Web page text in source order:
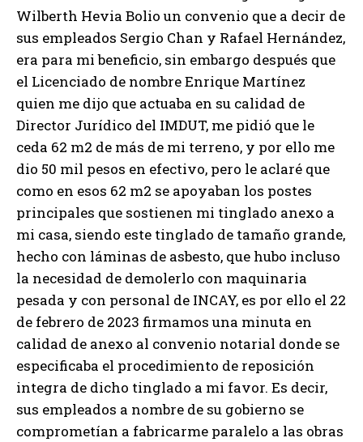
Wilberth Hevia Bolio un convenio que a decir de
sus empleados Sergio Chan y Rafael Hernández,
era para mi beneficio, sin embargo después que
el Licenciado de nombre Enrique Martínez
quien me dijo que actuaba en su calidad de
Director Jurídico del IMDUT, me pidió que le
ceda 62 m2 de más de mi terreno, y por ello me
dio 50 mil pesos en efectivo, pero le aclaré que
como en esos 62 m2 se apoyaban los postes
principales que sostienen mi tinglado anexo a
mi casa, siendo este tinglado de tamaño grande,
hecho con láminas de asbesto, que hubo incluso
la necesidad de demolerlo con maquinaria
pesada y con personal de INCAY, es por ello el 22
de febrero de 2023 firmamos una minuta en
calidad de anexo al convenio notarial donde se
especificaba el procedimiento de reposición
integra de dicho tinglado a mi favor. Es decir,
sus empleados a nombre de su gobierno se
comprometían a fabricarme paralelo a las obras